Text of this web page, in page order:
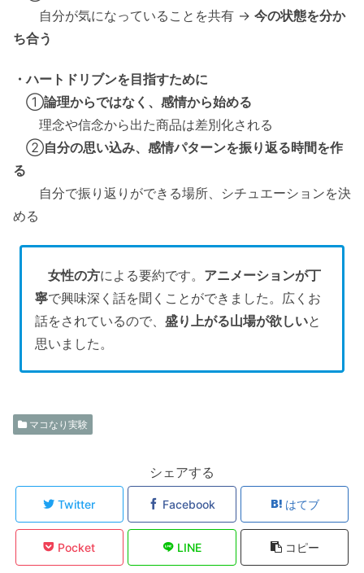
自分が気になっていることを共有 → 今の状態を分か
ち合う
・ハートドリブンを目指すために
①論理からではなく、感情から始める
理念や信念から出た商品は差別化される
②自分の思い込み、感情パターンを振り返る時間を作
る
自分で振り返りができる場所、シチュエーションを決
める
女性の方による要約です。 アニメーションが丁
寧で興味深く話を聞くことができました。広くお
話をされているので、盛り上がる山場が欲しいと
思いました。
マコなり実験
シェアする
Twitter Facebook はてブ
Pocket LINE コピー